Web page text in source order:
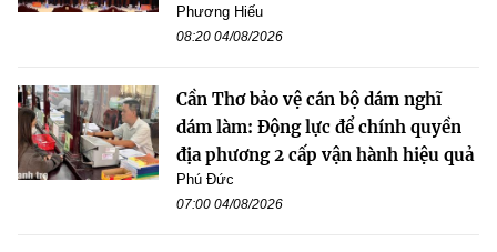
Phương Hiếu
08:20 04/08/2026
Cần Thơ bảo vệ cán bộ dám nghĩ
dám làm: Động lực để chính quyền
địa phương 2 cấp vận hành hiệu quả
Phú Đức
07:00 04/08/2026